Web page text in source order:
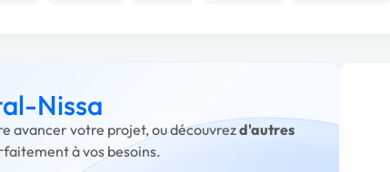
Nissa
avancer votre projet, ou découvrezd'autres
à vos besoins.